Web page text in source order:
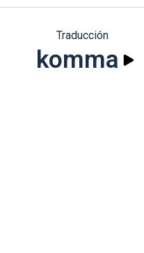
Traducción
komma